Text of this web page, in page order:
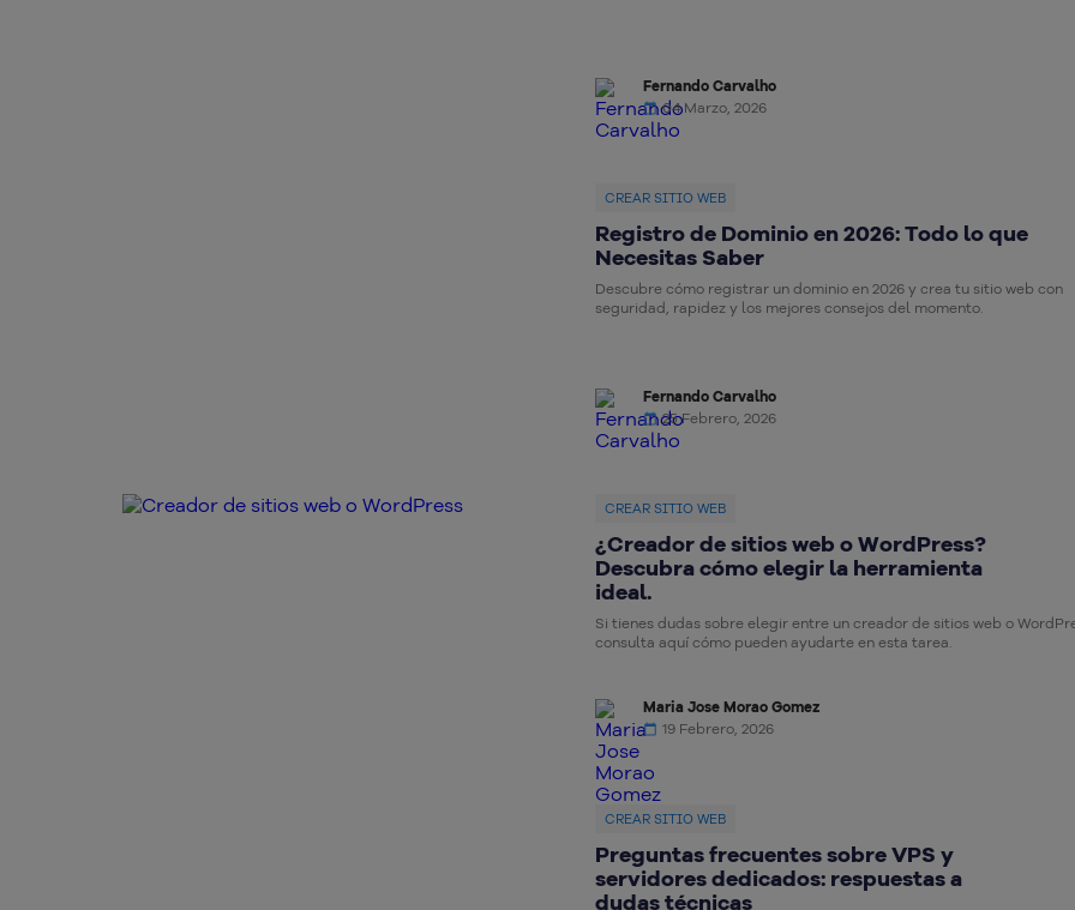
Fernando Carvalho
04 Marzo, 2026
CREAR SITIO WEB
Registro de Dominio en 2026: Todo lo que
Necesitas Saber
Descubre cómo registrar un dominio en 2026 y crea tu sitio web con
seguridad, rapidez y los mejores consejos del momento.
Fernando Carvalho
25 Febrero, 2026
CREAR SITIO WEB
¿Creador de sitios web o WordPress?
Descubra cómo elegir la herramienta
ideal.
Si tienes dudas sobre elegir entre un creador de sitios web o
consulta aquí cómo pueden ayudarte en esta tarea.
Maria Jose Morao Gomez
19 Febrero, 2026
CREAR SITIO WEB
Preguntas frecuentes sobre VPS y
servidores dedicados: respuestas a
dudas técnicas